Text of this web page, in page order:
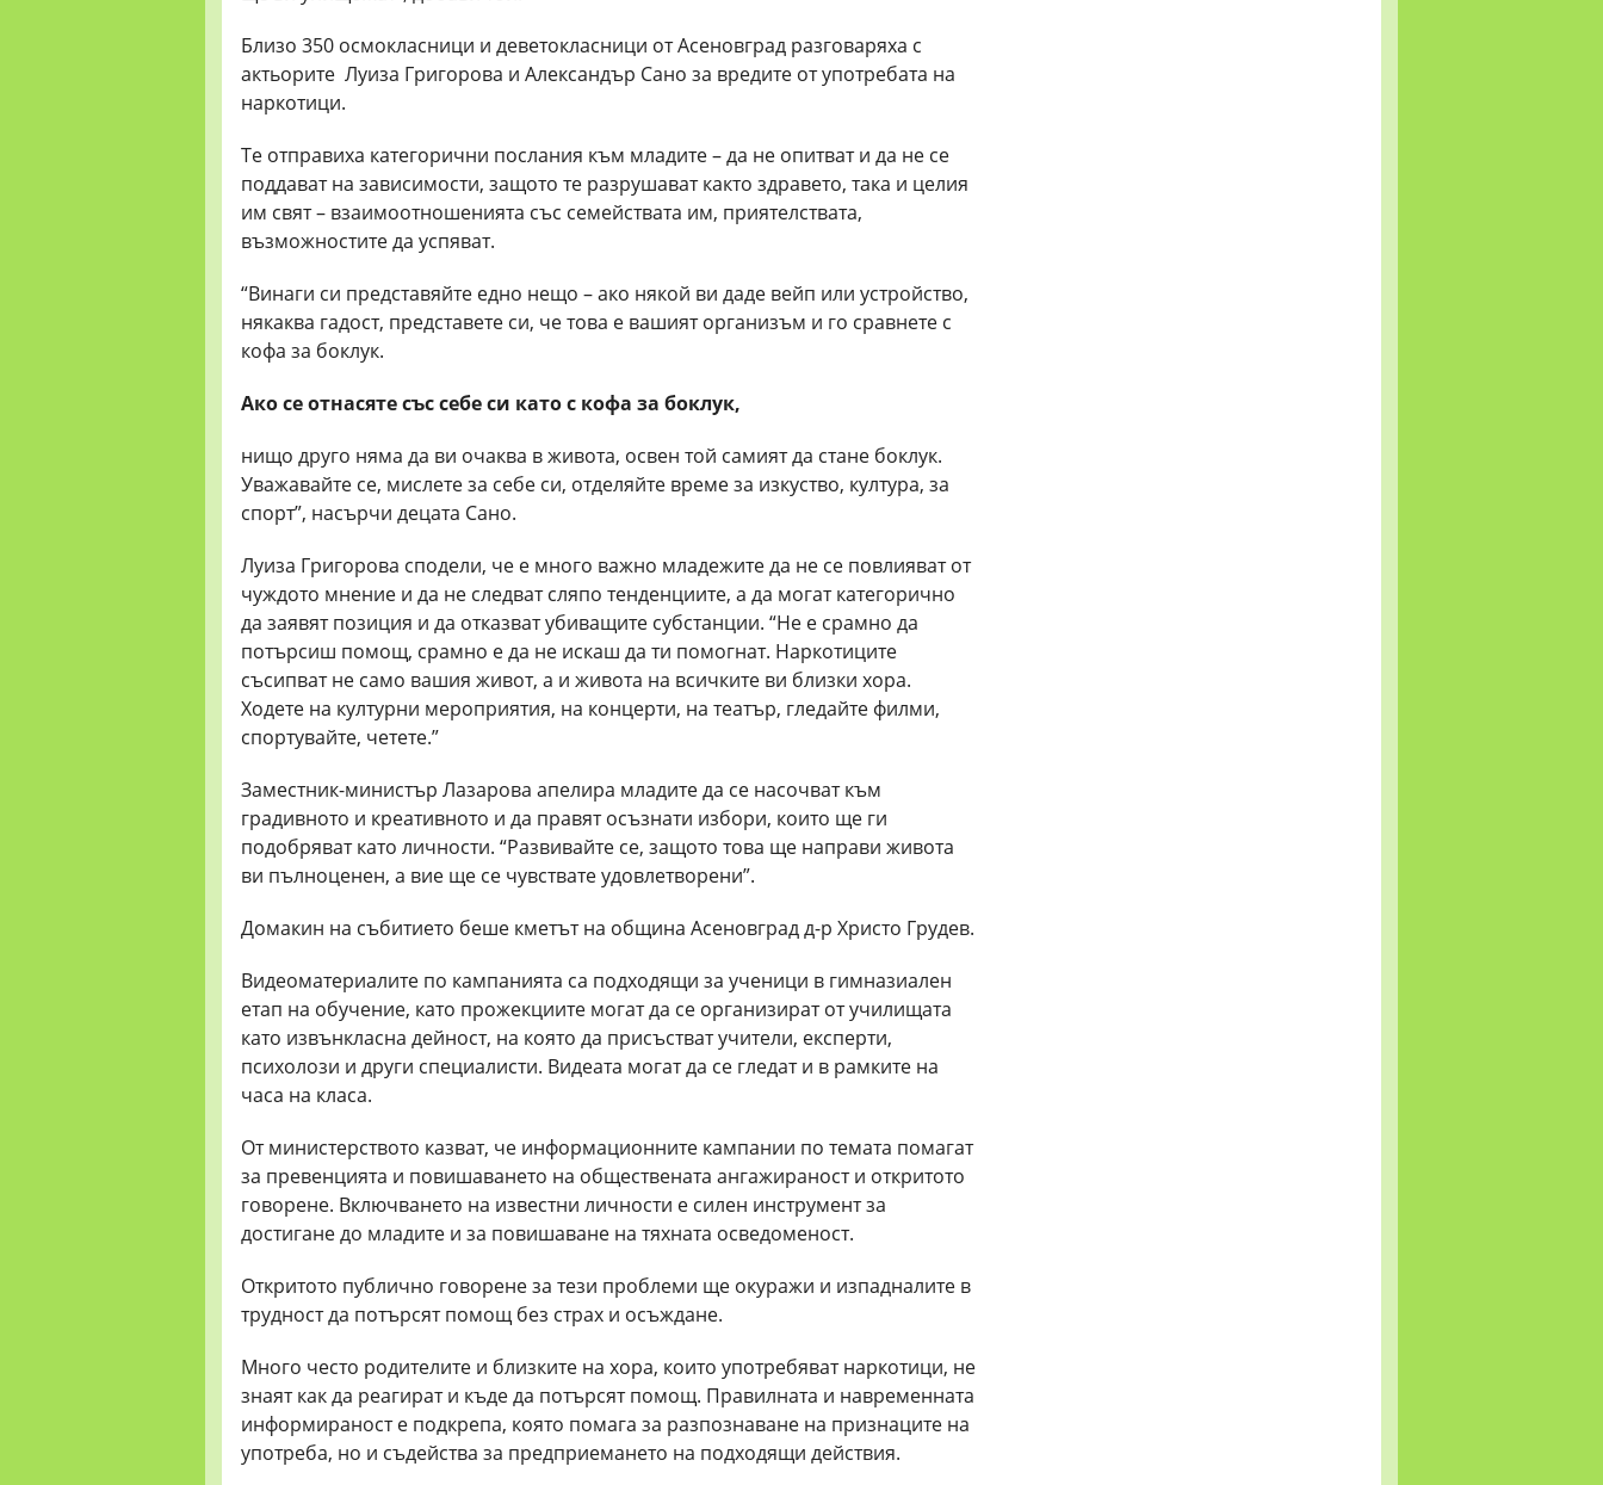
Близо 350 осмокласници и деветокласници от Асеновград разговаряха с
актьорите Луиза Григорова и Александър Сано за вредите от употребата на
наркотици.
Те отправиха категорични послания към младите – да не опитват и да не се
поддават на зависимости, защото те разрушават както здравето, така и целия
им свят – взаимоотношенията със семействата им, приятелствата,
възможностите да успяват.
“Винаги си представяйте едно нещо – ако някой ви даде вейп или устройство,
някаква гадост, представете си, че това е вашият организъм и го сравнете с
кофа за боклук.
Ако се отнасяте със себе си като с кофа за боклук,
нищо друго няма да ви очаква в живота, освен той самият да стане боклук.
Уважавайте се, мислете за себе си, отделяйте време за изкуство, култура, за
спорт”, насърчи децата Сано.
Луиза Григорова сподели, че е много важно младежите да не се повлияват от
чуждото мнение и да не следват сляпо тенденциите, а да могат категорично
да заявят позиция и да отказват убиващите субстанции. “Не е срамно да
потърсиш помощ, срамно е да не искаш да ти помогнат. Наркотиците
съсипват не само вашия живот, а и живота на всичките ви близки хора.
Ходете на културни мероприятия, на концерти, на театър, гледайте филми,
спортувайте, четете.”
Заместник-министър Лазарова апелира младите да се насочват към
градивното и креативното и да правят осъзнати избори, които ще ги
подобряват като личности. “Развивайте се, защото това ще направи живота
ви пълноценен, а вие ще се чувствате удовлетворени”.
Домакин на събитието беше кметът на община Асеновград д-р Христо Грудев.
Видеоматериалите по кампанията са подходящи за ученици в гимназиален
етап на обучение, като прожекциите могат да се организират от училищата
като извънкласна дейност, на която да присъстват учители, експерти,
психолози и други специалисти. Видеата могат да се гледат и в рамките на
часа на класа.
От министерството казват, че информационните кампании по темата помагат
за превенцията и повишаването на обществената ангажираност и откритото
говорене. Включването на известни личности е силен инструмент за
достигане до младите и за повишаване на тяхната осведоменост.
Откритото публично говорене за тези проблеми ще окуражи и изпадналите в
трудност да потърсят помощ без страх и осъждане.
Много често родителите и близките на хора, които употребяват наркотици, не
знаят как да реагират и къде да потърсят помощ. Правилната и навременната
информираност е подкрепа, която помага за разпознаване на признаците на
употреба, но и съдейства за предприемането на подходящи действия.